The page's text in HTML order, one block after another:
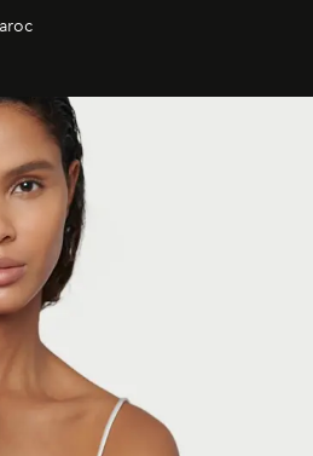
le nouveau C5 Aircross a